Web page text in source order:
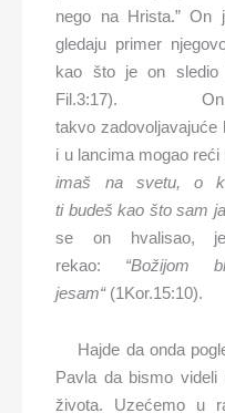
nego na Hrista.” On
gledaju primer
kao što je on sledio
takvo
i u lancima mogao reći
imaš na svetu, o
ti budeš kao što sam ja
se on hvalisao,
rekao: “Božijom
jesam“(1Kor.15:10).
Hajde da onda
Pavla da bismo videli
života. Uzećemo u